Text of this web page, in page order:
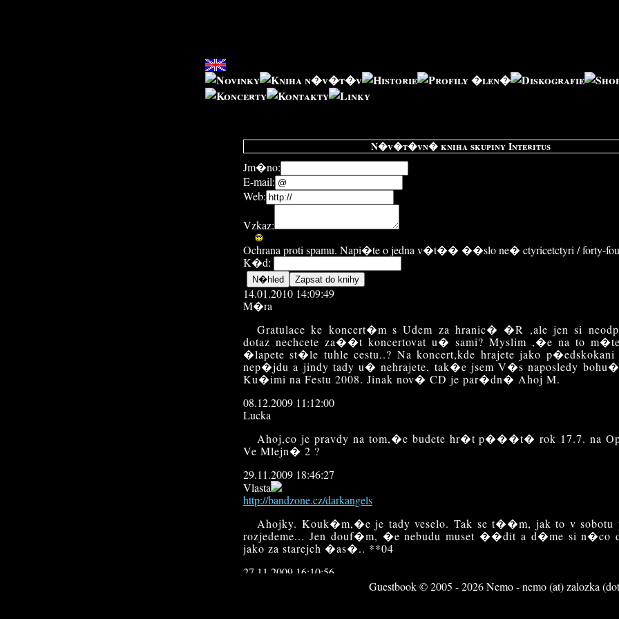
N�v�t�vn� kniha skupiny Interitus
Jm�no:
E-mail:
Web:
Vzkaz:
Ochrana proti spamu. Napi�te o jedna v�t�� ��slo ne� ctyricetctyri / forty-
K�d:
14.01.2010 14:09:49
M�ra
Gratulace ke koncert�m s Udem za hranic� �R ,ale jen si
dotaz nechcete za��t koncertovat u� sami? Myslim ,�e na to
�lapete st�le tuhle cestu..? Na koncert,kde hrajete jako p�edskokani
nep�jdu a jindy tady u� nehrajete, tak�e jsem V�s naposledy
Ku�imi na Festu 2008. Jinak nov� CD je par�dn� Ahoj M.
08.12.2009 11:12:00
Lucka
Ahoj,co je pravdy na tom,�e budete hr�t p���t� rok 17.7. na
Ve Mlejn� 2 ?
29.11.2009 18:46:27
Vlasta
http://bandzone.cz/darkangels
Ahojky. Kouk�m,�e je tady veselo. Tak se t��m, jak to v
rozjedeme... Jen douf�m, �e nebudu muset ��dit a d�me si n�co
jako za starejch �as�.. **04
27.11.2009 16:10:56
Guestbook © 2005 - 2026 Nemo - nemo (at) zalozka